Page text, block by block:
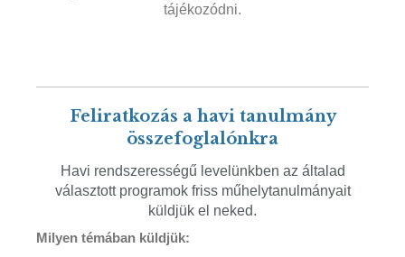
tájékozódni.
Feliratkozás a havi tanulmány
összefoglalónkra
Havi rendszerességű levelünkben az általad
választott programok friss műhelytanulmányait
küldjük el neked.
Milyen témában küldjük: